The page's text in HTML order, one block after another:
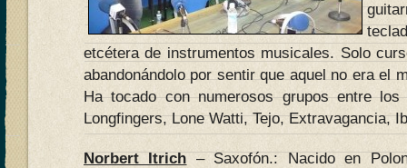
etcétera de instrumentos musicales. Solo
abandonándolo por sentir que aquel no era el
Ha tocado con numerosos grupos entre
Longfingers, Lone Watti, Tejo, Extravagancia,
Norbert Itrich– Saxofón.: Nacido en